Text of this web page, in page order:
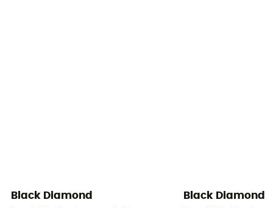
Black Diamond Black Diamond